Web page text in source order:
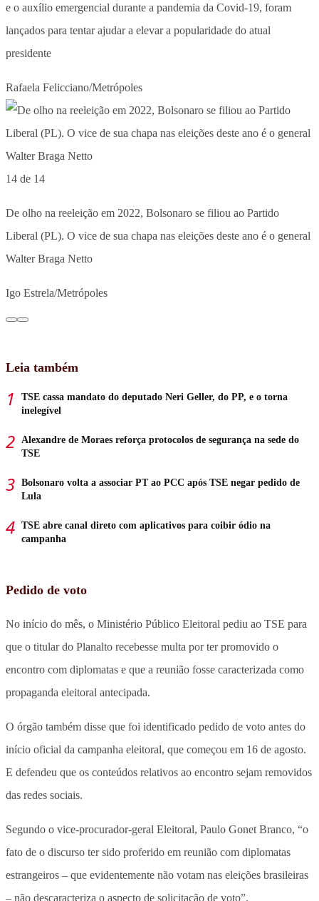
e o auxílio emergencial durante a pandemia da Covid-19, foram
lançados para tentar ajudar a elevar a popularidade do atual
presidente
Rafaela Felicciano/Metrópoles
14 de 14
De olho na reeleição em 2022, Bolsonaro se filiou ao Partido
Liberal (PL). O vice de sua chapa nas eleições deste ano é o general
Walter Braga Netto
Igo Estrela/Metrópoles
Leia também
TSE cassa mandato do deputado Neri Geller, do PP, e o torna
inelegível
Alexandre de Moraes reforça protocolos de segurança na sede do
TSE
Bolsonaro volta a associar PT ao PCC após TSE negar pedido de
Lula
TSE abre canal direto com aplicativos para coibir ódio na
campanha
Pedido de voto
No início do mês, o Ministério Público Eleitoral pediu ao TSE para
que o titular do Planalto recebesse multa por ter promovido o
encontro com diplomatas e que a reunião fosse caracterizada como
propaganda eleitoral antecipada.
O órgão também disse que foi identificado pedido de voto antes do
início oficial da campanha eleitoral, que começou em 16 de agosto.
E defendeu que os conteúdos relativos ao encontro sejam removidos
das redes sociais.
Segundo o vice-procurador-geral Eleitoral, Paulo Gonet Branco, “o
fato de o discurso ter sido proferido em reunião com diplomatas
estrangeiros – que evidentemente não votam nas eleições brasileiras
– não descaracteriza o aspecto de solicitação de voto”.